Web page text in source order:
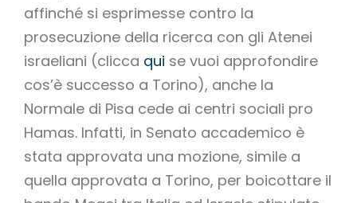
affinché si esprimesse contro la
prosecuzione della ricerca con gli Atenei
israeliani (clicca qui se vuoi approfondire
cos’è successo a Torino), anche la
Normale di Pisa cede ai centri sociali pro
Hamas. Infatti, in Senato accademico è
stata approvata una mozione, simile a
quella approvata a Torino, per boicottare il